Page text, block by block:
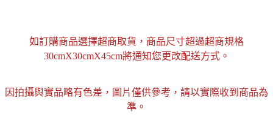
如訂購商品選擇超商取貨，商品尺寸超過超商規格
30cmX30cmX45cm將通知您更改配送方式。
因拍攝與實品略有色差，圖片僅供參考，請以實際收到商品為
準。